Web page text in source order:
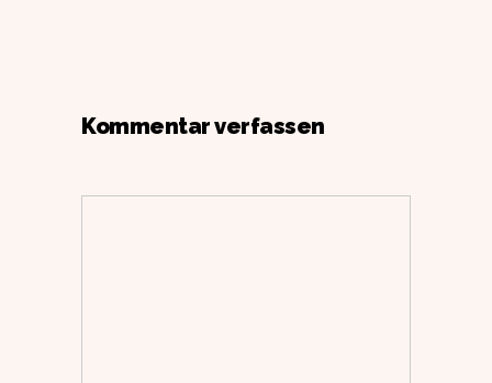
Kommentar verfassen